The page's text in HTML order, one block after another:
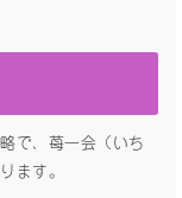
で、苺一会（いち
ます。